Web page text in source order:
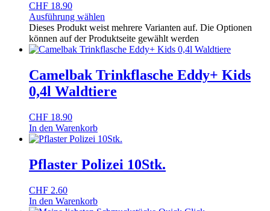
CHF 18.90
Ausführung wählen
Dieses Produkt weist mehrere Varianten auf. Die Optionen
können auf der Produktseite gewählt werden
Camelbak Trinkflasche Eddy+ Kids
0,4l Waldtiere
CHF 18.90
In den Warenkorb
Pflaster Polizei 10Stk.
CHF 2.60
In den Warenkorb